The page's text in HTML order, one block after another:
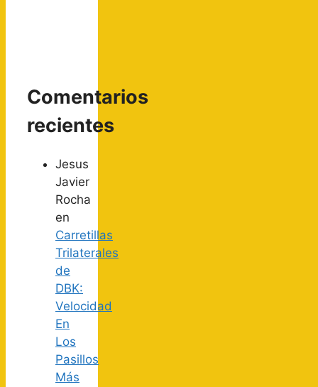
Comentarios
recientes
Jesus
Javier
Rocha
en
Carretillas
Trilaterales
de
DBK:
Velocidad
En
Los
Pasillos
Más